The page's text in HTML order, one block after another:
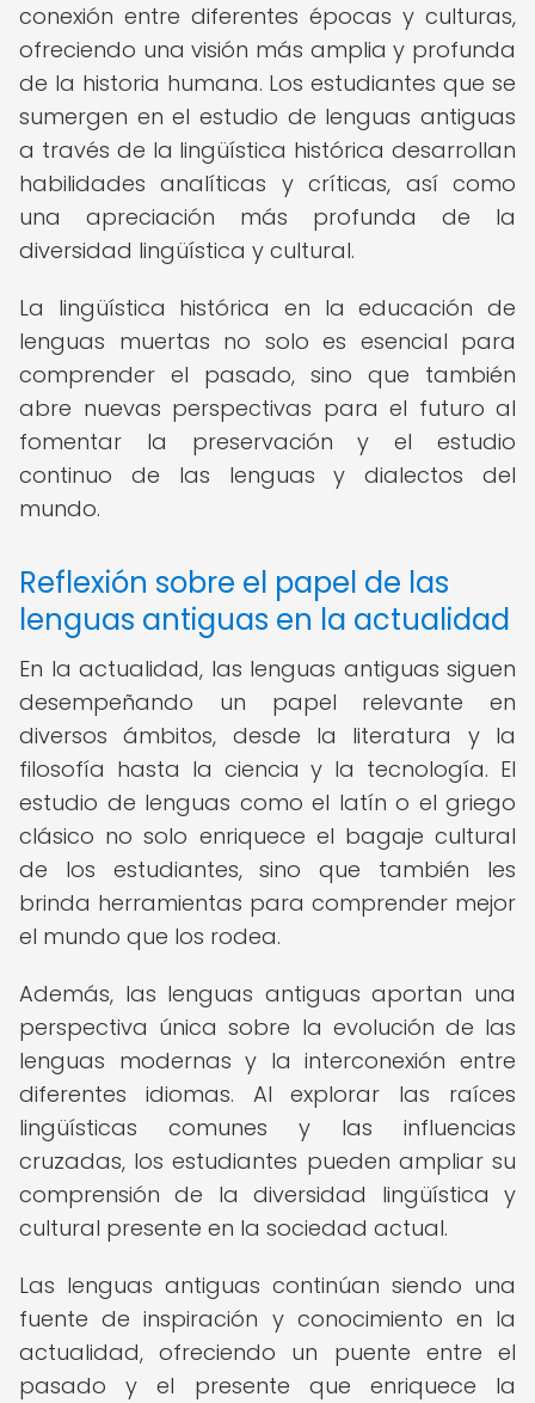
conexión entre diferentes épocas y culturas,
ofreciendo una visión más amplia y profunda
de la historia humana. Los estudiantes que se
sumergen en el estudio de lenguas antiguas
a través de la lingüística histórica desarrollan
habilidades analíticas y críticas, así como
una apreciación más profunda de la
diversidad lingüística y cultural.
La lingüística histórica en la educación de
lenguas muertas no solo es esencial para
comprender el pasado, sino que también
abre nuevas perspectivas para el futuro al
fomentar la preservación y el estudio
continuo de las lenguas y dialectos del
mundo.
Reflexión sobre el papel de las
lenguas antiguas en la actualidad
En la actualidad, las lenguas antiguas siguen
desempeñando un papel relevante en
diversos ámbitos, desde la literatura y la
filosofía hasta la ciencia y la tecnología. El
estudio de lenguas como el latín o el griego
clásico no solo enriquece el bagaje cultural
de los estudiantes, sino que también les
brinda herramientas para comprender mejor
el mundo que los rodea.
Además, las lenguas antiguas aportan una
perspectiva única sobre la evolución de las
lenguas modernas y la interconexión entre
diferentes idiomas. Al explorar las raíces
lingüísticas comunes y las influencias
cruzadas, los estudiantes pueden ampliar su
comprensión de la diversidad lingüística y
cultural presente en la sociedad actual.
Las lenguas antiguas continúan siendo una
fuente de inspiración y conocimiento en la
actualidad, ofreciendo un puente entre el
pasado y el presente que enriquece la